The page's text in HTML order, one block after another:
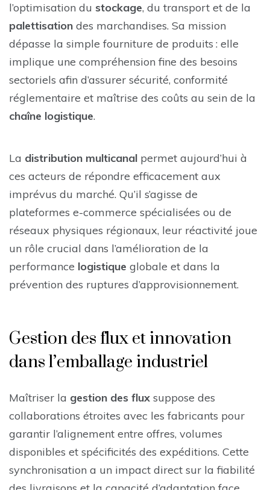
l’optimisation du stockage, du transport et de la
palettisation des marchandises. Sa mission
dépasse la simple fourniture de produits : elle
implique une compréhension fine des besoins
sectoriels afin d’assurer sécurité, conformité
réglementaire et maîtrise des coûts au sein de la
chaîne logistique.
La distribution multicanal permet aujourd’hui à
ces acteurs de répondre efficacement aux
imprévus du marché. Qu’il s’agisse de
plateformes e-commerce spécialisées ou de
réseaux physiques régionaux, leur réactivité joue
un rôle crucial dans l’amélioration de la
performance logistique globale et dans la
prévention des ruptures d’approvisionnement.
Gestion des flux et innovation
dans l’emballage industriel
Maîtriser la gestion des flux suppose des
collaborations étroites avec les fabricants pour
garantir l’alignement entre offres, volumes
disponibles et spécificités des expéditions. Cette
synchronisation a un impact direct sur la fiabilité